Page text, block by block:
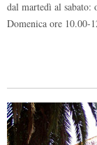
dal martedì al sabato:
Domenica ore 10.00-